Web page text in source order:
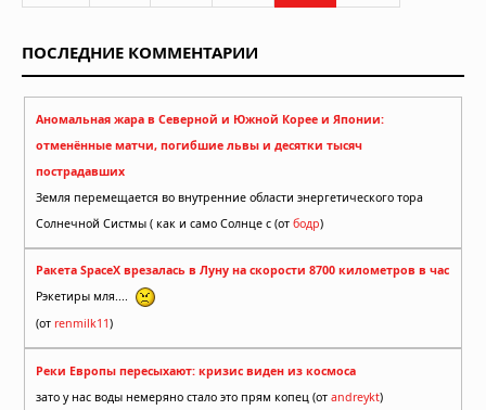
ПОСЛЕДНИЕ КОММЕНТАРИИ
Аномальная жара в Северной и Южной Корее и Японии:
отменённые матчи, погибшие львы и десятки тысяч
пострадавших
Земля перемещается во внутренние области энергетического тора
Солнечной Систмы ( как и само Солнце с (от бодр)
Ракета SpaceX врезалась в Луну на скорости 8700 километров в час
Рэкетиры мля....
(от renmilk11)
Реки Европы пересыхают: кризис виден из космоса
зато у нас воды немеряно стало это прям копец (от andreykt)